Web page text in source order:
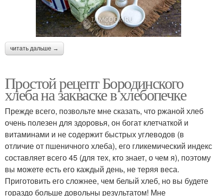
читать дальше →
Простой рецепт Бородинского
хлеба на закваске в хлебопечке
Прежде всего, позвольте мне сказать, что ржаной хлеб
очень полезен для здоровья, он богат клетчаткой и
витаминами и не содержит быстрых углеводов (в
отличие от пшеничного хлеба), его гликемический индекс
составляет всего 45 (для тех, кто знает, о чем я), поэтому
вы можете есть его каждый день, не теряя веса.
Приготовить его сложнее, чем белый хлеб, но вы будете
гораздо больше довольны результатом! Мне